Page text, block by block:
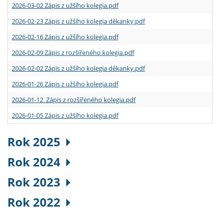
2026-03-02 Zápis z užšího kolegia.pdf
2026-02-23 Zápis z užšího kolegia děkanky.pdf
2026-02-16 Zápis z užšího kolegia.pdf
2026-02-09 Zápis z rozšířeného kolegia.pdf
2026-02-02 Zápis z užšího kolegia děkanky.pdf
2026-01-26 Zápis z užšího kolegia.pdf
2026-01-12 Zápis z rozšířeného kolegia.pdf
2026-01-05 Zápis z užšího kolegia.pdf
Rok 2025
Rok 2024
Rok 2023
Rok 2022